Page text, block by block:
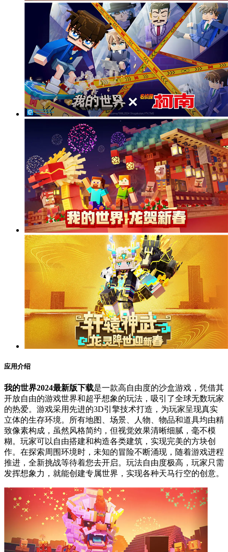
应用介绍
我的世界2024最新版下载是一款高自由度的沙盒游戏，凭借其
开放自由的游戏世界和超乎想象的玩法，吸引了全球无数玩家
的热爱。游戏采用先进的3D引擎技术打造，为玩家呈现真实
立体的生存环境。所有地图、场景、人物、物品和道具均由精
致像素构成，虽然风格简约，但视觉效果清晰细腻，毫不模
糊。玩家可以自由搭建和构造各类建筑，实现完美的方块创
作。在探索周围环境时，未知的冒险不断涌现，随着游戏进程
推进，全新挑战等待着您去开启。玩法自由度极高，玩家只需
发挥想象力，就能创建专属世界，实现各种天马行空的创意。